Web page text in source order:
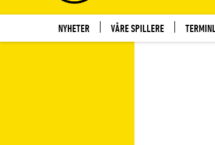
NYHETER VÅRE SPILLERE